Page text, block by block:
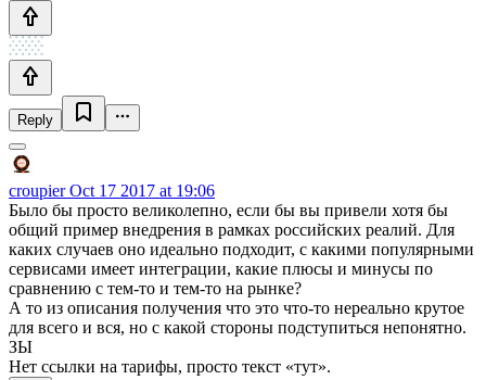
Reply
croupierOct 17 2017 at 19:06
Было бы просто великолепно, если бы вы привели хотя бы
общий пример внедрения в рамках российских реалий. Для
каких случаев оно идеально подходит, с какими популярными
сервисами имеет интеграции, какие плюсы и минусы по
сравнению с тем-то и тем-то на рынке?
А то из описания получения что это что-то нереально крутое
для всего и вся, но с какой стороны подступиться непонятно.
ЗЫ
Нет ссылки на тарифы, просто текст «тут».